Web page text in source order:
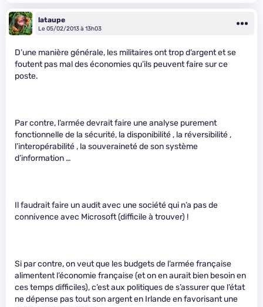
lataupe
Le 05/02/2013 à 13h03
D’une manière générale, les militaires ont trop d’argent et se
foutent pas mal des économies qu’ils peuvent faire sur ce
poste.
Par contre, l’armée devrait faire une analyse purement
fonctionnelle de la sécurité, la disponibilité , la réversibilité ,
l’interopérabilité , la souveraineté de son système
d’information …
Il faudrait faire un audit avec une société qui n’a pas de
connivence avec Microsoft (difficile à trouver) !
Si par contre, on veut que les budgets de l’armée française
alimentent l’économie française (et on en aurait bien besoin en
ces temps difficiles), c’est aux politiques de s’assurer que l’état
ne dépense pas tout son argent en Irlande en favorisant une